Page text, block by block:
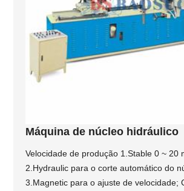
Máquina de núcleo hidráulico
Velocidade de produção 1.Stable 0 ~ 20
2.Hydraulic para o corte automático do
3.Magnetic para o ajuste de velocidade;